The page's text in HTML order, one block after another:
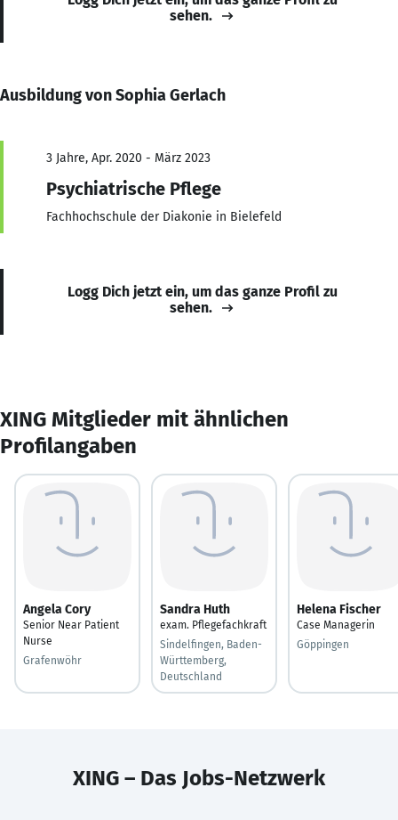
sehen.
Ausbildung von Sophia Gerlach
3 Jahre, Apr. 2020 - März 2023
Psychiatrische Pflege
Fachhochschule der Diakonie in Bielefeld
Logg Dich jetzt ein, um das ganze Profil zu
sehen.
XING Mitglieder mit ähnlichen
Profilangaben
Angela Cory
Senior Near Patient
Nurse
Grafenwöhr
Sandra Huth
exam. Pflegefachkraft
Sindelfingen, Baden-
Württemberg,
Deutschland
Helena Fischer
Case Managerin
Göppingen
XING – Das Jobs-Netzwerk